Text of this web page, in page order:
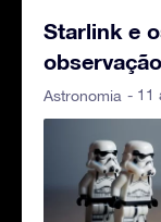
Starlink e
Astronomia - 11